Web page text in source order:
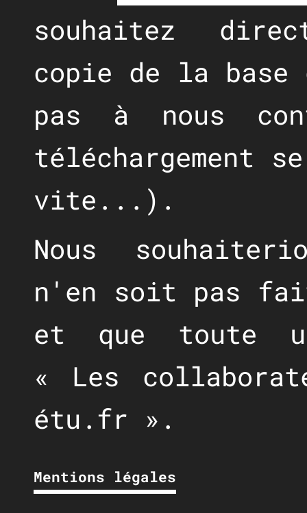
souhaitez
copie de la base
pas à nous
téléchargement
vite...).
Nous
n'en soit pas
et que toute
« Les
étu.fr ».
Mentions légales